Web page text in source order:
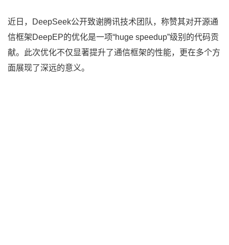
近日，DeepSeek公开致谢腾讯技术团队，称赞其对开源通
信框架DeepEP的优化是一项“huge speedup”级别的代码贡
献。此次优化不仅显著提升了通信框架的性能，更在多个方
面展现了深远的意义。